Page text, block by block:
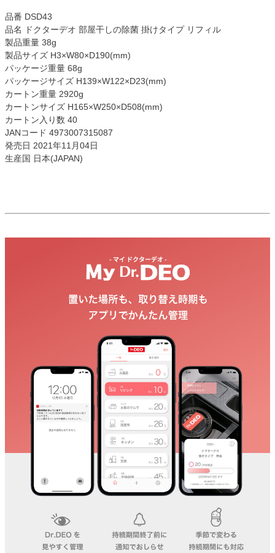
品番 DSD43
品名 ドクターデオ 部屋干しの除菌 掛けタイプ リフィル
製品重量 38g
製品サイズ H3×W80×D190(mm)
パッケージ重量 68g
パッケージサイズ H139×W122×D23(mm)
カートン重量 2920g
カートンサイズ H165×W250×D508(mm)
カートン入り数 40
JANコード 4973007315087
発売日 2021年11月04日
生産国 日本(JAPAN)